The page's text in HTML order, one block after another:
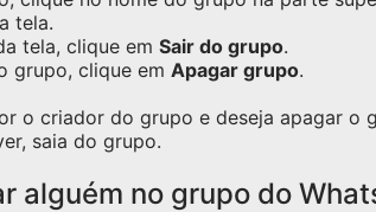
tela.
tela, clique em Sair do grupo.
grupo, clique em Apagar grupo.
o criador do grupo e deseja apagar o
saia do grupo.
alguém no grupo do